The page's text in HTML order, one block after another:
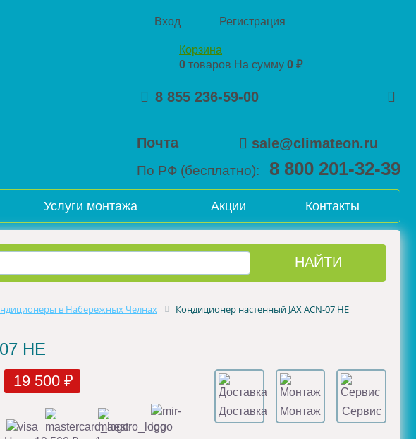
Вход Регистрация
Корзина
0 товаров На сумму 0 ₽
8 855 236-59-00
Почта sale@climateon.ru
По РФ (бесплатно): 8 800 201-32-39
Услуги монтажа Акции Контакты
в Набережных Челнах Кондиционер настенный JAX ACN-07 HE
HE
19 500 ₽
Доставка Монтаж Сервис